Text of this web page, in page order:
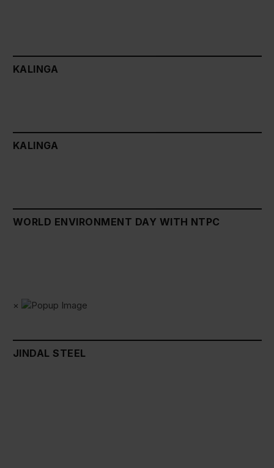
KALINGA
KALINGA
WORLD ENVIRONMENT DAY WITH NTPC
×
JINDAL STEEL